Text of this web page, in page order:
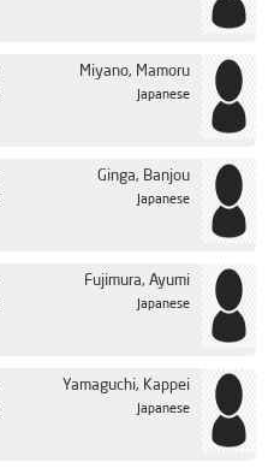
الحلقة 39
الحلقة 40
الحلقة 41
الحلقة 43
الحلقة 44
الحلقة 45
الحلقة 46
الحلقة 47
الحلقة 48
الحلقة 49
Miyano, Mamoru
Japanese
Ginga, Banjou
Japanese
Fujimura, Ayumi
Japanese
Yamaguchi, Kappei
Japanese